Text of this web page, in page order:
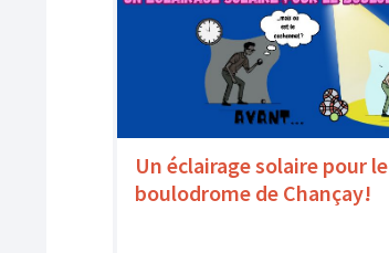
Un éclairage solaire pour le
boulodrome de Chançay!